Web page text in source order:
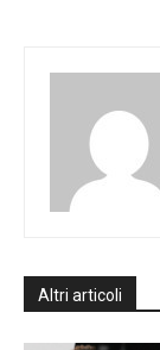
Altri articoli